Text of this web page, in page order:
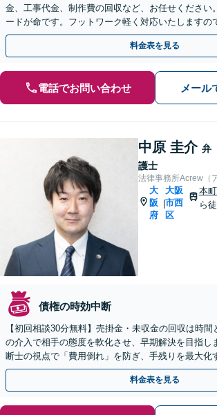
金、工事代金、制作費の回収など、お任せください
ードが命です。フットワーク軽く対応いたしますの
談ください。【電話相談可】【夜間・土日相談可】
料金表を見る
電話でお問い合わせ メール
中原 圭介 弁
護士
法律事務所Acrew（
大
阪
府
|
大阪
市西
区
本
ら
債権の時効中断
【初回相談30分無料】売掛金・未収金の回収は時
の介入で相手の態度を軟化させ、早期解決を目指し
断士の視点で「費用倒れ」を防ぎ、手残りを最大化
案。スポット依頼も歓迎、お気軽にご相談を。
料金表を見る